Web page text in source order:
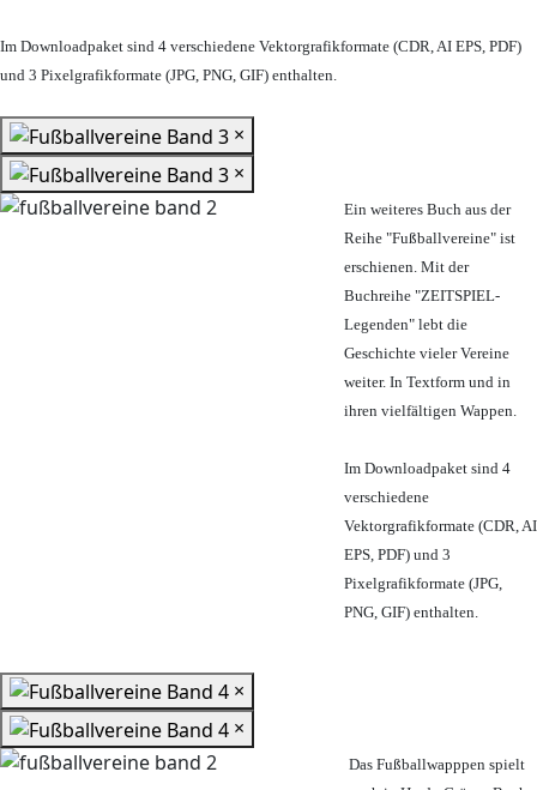
Im Downloadpaket sind 4 verschiedene Vektorgrafikformate (CDR, AI EPS, PDF)
und 3 Pixelgrafikformate (JPG, PNG, GIF) enthalten.
×
×
Ein weiteres Buch aus der
Reihe "Fußballvereine" ist
erschienen. Mit der
Buchreihe "ZEITSPIEL-
Legenden" lebt die
Geschichte vieler Vereine
weiter. In Textform und in
ihren vielfältigen Wappen.
Im Downloadpaket sind 4
verschiedene
Vektorgrafikformate (CDR, AI
EPS, PDF) und 3
Pixelgrafikformate (JPG,
PNG, GIF) enthalten.
×
×
Das Fußballwapppen spielt